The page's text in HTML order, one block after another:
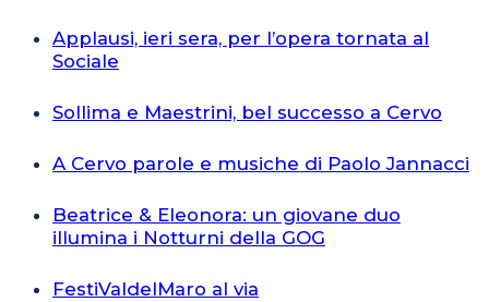
Applausi, ieri sera, per l’opera tornata al
Sociale
Sollima e Maestrini, bel successo a Cervo
A Cervo parole e musiche di Paolo Jannacci
Beatrice & Eleonora: un giovane duo
illumina i Notturni della GOG
FestiValdelMaro al via